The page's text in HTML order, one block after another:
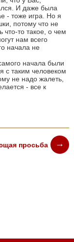
И даже была
- тоже игра. Но я
потому что не
то такое, о чем
нам всего
начала не
начала были
с таким человеком
не надо жалеть,
- все к
просьба